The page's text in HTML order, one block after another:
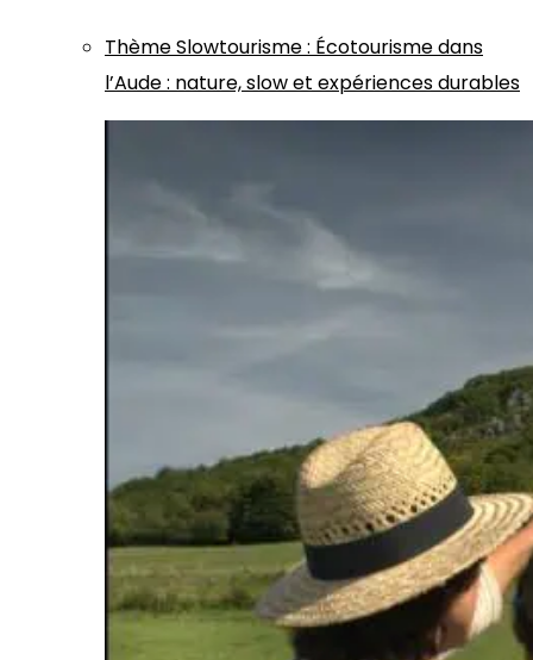
ThèmeSlowtourisme: Écotourisme dans
l’Aude : nature, slow et expériences durables